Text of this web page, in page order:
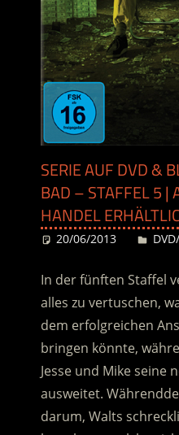
SERIE AUF DVD &
BAD – STAFFEL 5 |
HANDEL
20/06/2013
In der fünften Staffel
alles zu vertuschen,
dem erfolgreichen
bringen könnte,
Jesse und Mike seine
ausweitet.
darum, Walts